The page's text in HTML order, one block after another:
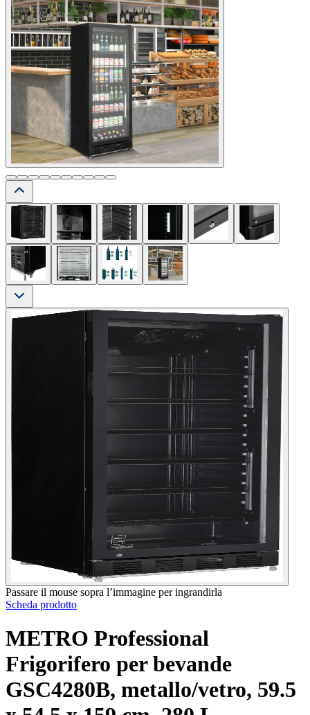
Passare il mouse sopra l’immagine per ingrandirla
Scheda prodotto
METRO Professional
Frigorifero per bevande
GSC4280B, metallo/vetro, 59.5